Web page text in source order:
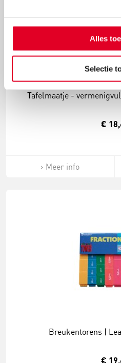
Alles
Selectie
Tafelmaatje -
€
Meer info
Breukentorens |
€